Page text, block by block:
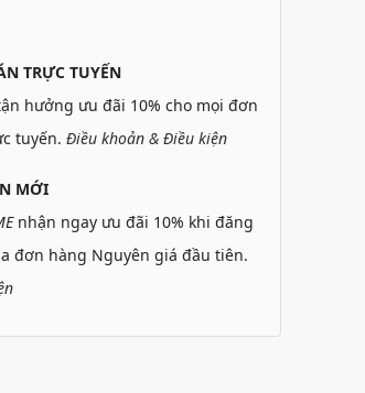
TRỰC TUYẾN
hưởng ưu đãi 10% cho mọi đơn
tuyến. Điều khoản & Điều kiện
MỚI
nhận ngay ưu đãi 10% khi đăng
đơn hàng Nguyên giá đầu tiên.